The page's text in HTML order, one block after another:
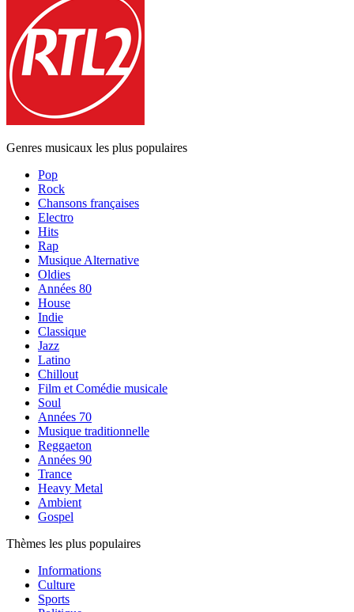
Genres musicaux les plus populaires
Pop
Rock
Chansons françaises
Electro
Hits
Rap
Musique Alternative
Oldies
Années 80
House
Indie
Classique
Jazz
Latino
Chillout
Film et Comédie musicale
Soul
Années 70
Musique traditionnelle
Reggaeton
Années 90
Trance
Heavy Metal
Ambient
Gospel
Thèmes les plus populaires
Informations
Culture
Sports